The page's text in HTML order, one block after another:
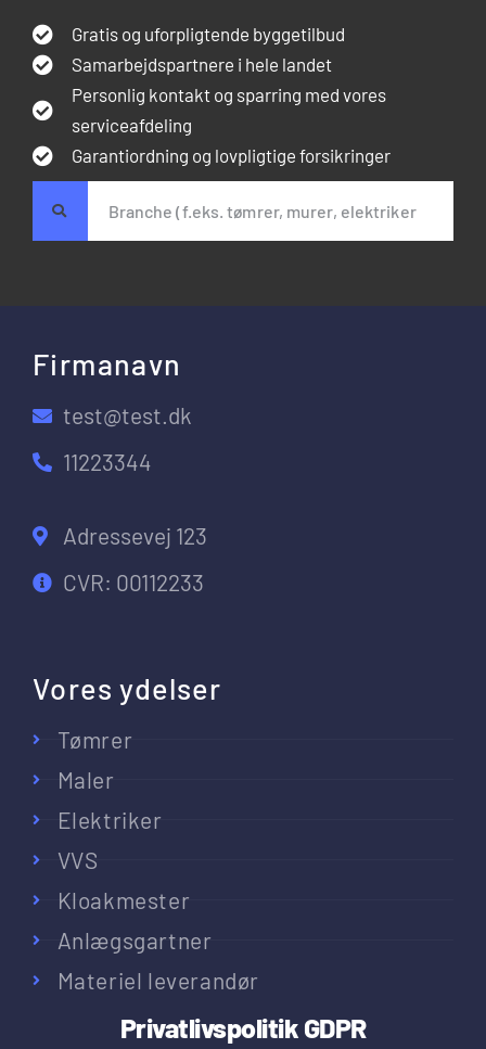
Gratis og uforpligtende byggetilbud
Samarbejdspartnere i hele landet
Personlig kontakt og sparring med vores
serviceafdeling
Garantiordning og lovpligtige forsikringer
Firmanavn
test@test.dk
11223344
Adressevej 123
CVR: 00112233
Vores ydelser
Tømrer
Maler
Elektriker
VVS
Kloakmester
Anlægsgartner
Materiel leverandør
Privatlivspolitik GDPR